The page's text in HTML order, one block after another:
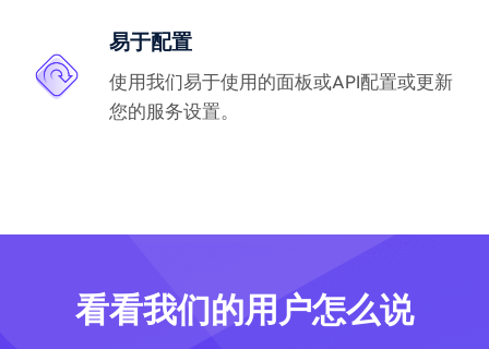
易于配置
使用我们易于使用的面板或API配置或更新
您的服务设置。
看看我们的用户怎么说